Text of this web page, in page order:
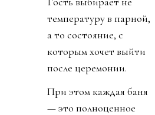
температуру в парной,
а то состояние, с
которым хочет выйти
после церемонии.
При этом каждая баня
— это полноценное